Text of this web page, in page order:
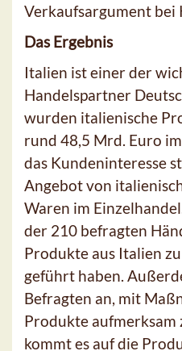
Verkaufsargument bei
Das Ergebnis
Italien ist einer der
Handelspartner
wurden italienische
rund 48,5 Mrd. Euro
das Kundeninteresse
Angebot von
Waren im
der 210 befragten
Produkte aus Italien
geführt haben.
Befragten an, mit
Produkte aufmerksam
kommt es auf die